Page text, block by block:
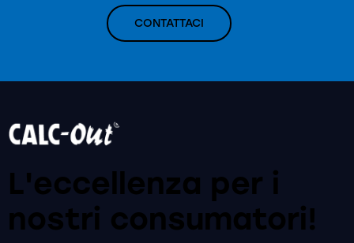
CONTATTACI
L'eccellenza per i
nostri consumatori!